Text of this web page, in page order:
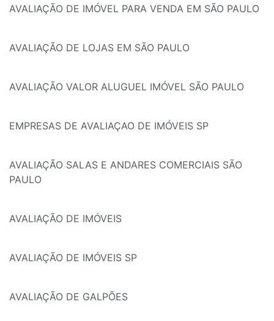
AVALIAÇÃO DE IMÓVEL PARA VENDA EM SÃO PAULO
AVALIAÇÃO DE LOJAS EM SÃO PAULO
AVALIAÇÃO VALOR ALUGUEL IMÓVEL SÃO PAULO
EMPRESAS DE AVALIAÇAO DE IMÓVEIS SP
AVALIAÇÃO SALAS E ANDARES COMERCIAIS SÃO
PAULO
AVALIAÇÃO DE IMÓVEIS
AVALIAÇÃO DE IMÓVEIS SP
AVALIAÇÃO DE GALPÕES